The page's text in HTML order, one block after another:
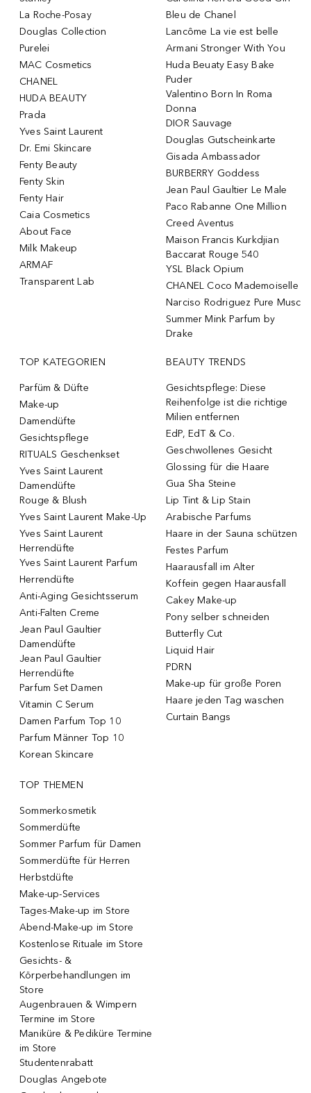
La Roche-Posay
Douglas Collection
Purelei
MAC Cosmetics
CHANEL
HUDA BEAUTY
Prada
Yves Saint Laurent
Dr. Emi Skincare
Fenty Beauty
Fenty Skin
Fenty Hair
Caia Cosmetics
About Face
Milk Makeup
ARMAF
Transparent Lab
Bleu de Chanel
Lancôme La vie est belle
Armani Stronger With You
Huda Beuaty Easy Bake
Puder
Valentino Born In Roma
Donna
DIOR Sauvage
Douglas Gutscheinkarte
Gisada Ambassador
BURBERRY Goddess
Jean Paul Gaultier Le Male
Paco Rabanne One Million
Creed Aventus
Maison Francis Kurkdjian
Baccarat Rouge 540
YSL Black Opium
CHANEL Coco Mademoiselle
Narciso Rodriguez Pure Musc
Summer Mink Parfum by
Drake
TOP KATEGORIEN
Parfüm & Düfte
Make-up
Damendüfte
Gesichtspflege
RITUALS Geschenkset
Yves Saint Laurent
Damendüfte
Rouge & Blush
Yves Saint Laurent Make-Up
Yves Saint Laurent
Herrendüfte
Yves Saint Laurent Parfum
Herrendüfte
Anti-Aging Gesichtsserum
Anti-Falten Creme
Jean Paul Gaultier
Damendüfte
Jean Paul Gaultier
Herrendüfte
Parfum Set Damen
Vitamin C Serum
Damen Parfum Top 10
Parfum Männer Top 10
Korean Skincare
BEAUTY TRENDS
Gesichtspflege: Diese
Reihenfolge ist die richtige
Milien entfernen
EdP, EdT & Co.
Geschwollenes Gesicht
Glossing für die Haare
Gua Sha Steine
Lip Tint & Lip Stain
Arabische Parfums
Haare in der Sauna schützen
Festes Parfum
Haarausfall im Alter
Koffein gegen Haarausfall
Cakey Make-up
Pony selber schneiden
Butterfly Cut
Liquid Hair
PDRN
Make-up für große Poren
Haare jeden Tag waschen
Curtain Bangs
TOP THEMEN
Sommerkosmetik
Sommerdüfte
Sommer Parfum für Damen
Sommerdüfte für Herren
Herbstdüfte
Make-up-Services
Tages-Make-up im Store
Abend-Make-up im Store
Kostenlose Rituale im Store
Gesichts- &
Körperbehandlungen im
Store
Augenbrauen & Wimpern
Termine im Store
Maniküre & Pediküre Termine
im Store
Studentenrabatt
Douglas Angebote